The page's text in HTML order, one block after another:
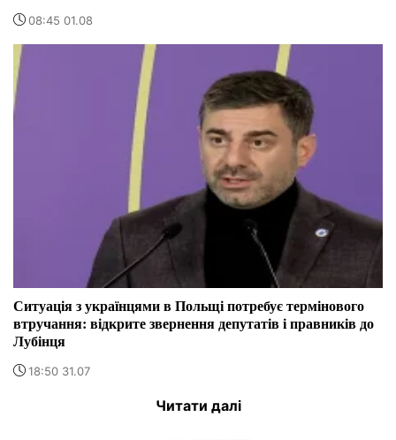
08:45 01.08
Ситуація з українцями в Польщі потребує термінового
втручання: відкрите звернення депутатів і правників до
Лубінця
18:50 31.07
Читати далі